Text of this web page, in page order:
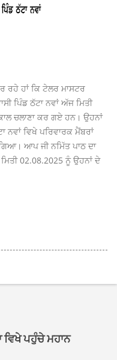
ਰਹੇ ਹਾਂ ਕਿ ਟੇਲਰ ਮਾਸਟਰ
ਪਿੰਡ ਠੱਟਾ ਨਵਾਂ ਅੱਜ ਮਿਤੀ
ਚਲਾਣਾ ਕਰ ਗਏ ਹਨ। ਉਹਨਾਂ
ਨਵਾਂ ਵਿਖੇ ਪਰਿਵਾਰਕ ਮੈਂਬਰਾਂ
ਆਪ ਜੀ ਨਮਿੱਤ ਪਾਠ ਦਾ
02.08.2025 ਨੂੰ ਉਹਨਾਂ ਦੇ
ਵਿਖੇ ਪਹੁੰਚੇ ਮਹਾਨ